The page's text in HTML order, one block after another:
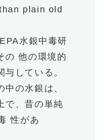
plain old
水銀中毒研
の 他の環境的
している。
中の水銀は、
で、昔の単純
性があ